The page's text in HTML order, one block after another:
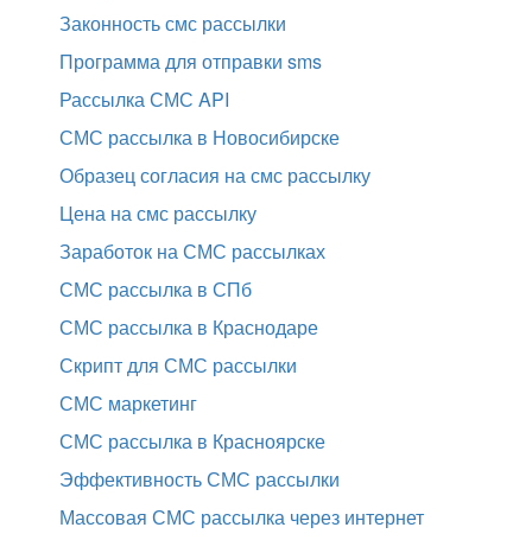
Законность смс рассылки
Программа для отправки sms
Рассылка СМС API
СМС рассылка в Новосибирске
Образец согласия на смс рассылку
Цена на смс рассылку
Заработок на СМС рассылках
СМС рассылка в СПб
СМС рассылка в Краснодаре
Скрипт для СМС рассылки
СМС маркетинг
СМС рассылка в Красноярске
Эффективность СМС рассылки
Массовая СМС рассылка через интернет